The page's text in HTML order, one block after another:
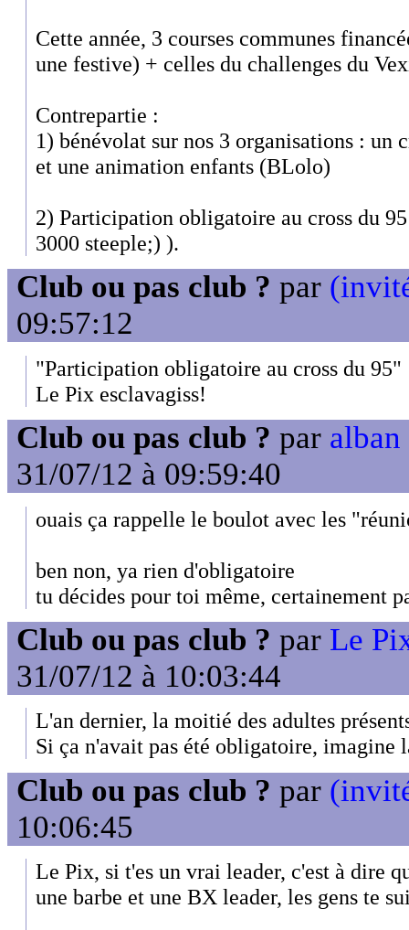
Cette année, 3 courses communes
une festive) + celles du challenges du
Contrepartie :
1) bénévolat sur nos 3 organisations : un
et une animation enfants (BLolo)
2) Participation obligatoire au cross du
3000 steeple;) ).
Club ou pas club ? par
09:57:12
"Participation obligatoire au cross du 95"
Le Pix esclavagiss!
Club ou pas club ? par
31/07/12 à 09:59:40
ouais ça rappelle le boulot avec les
ben non, ya rien d'obligatoire
tu décides pour toi même, certainement
Club ou pas club ? par Le
31/07/12 à 10:03:44
L'an dernier, la moitié des adultes
Si ça n'avait pas été obligatoire, imagine
Club ou pas club ? par
10:06:45
Le Pix, si t'es un vrai leader, c'est à dire
une barbe et une BX leader, les gens te